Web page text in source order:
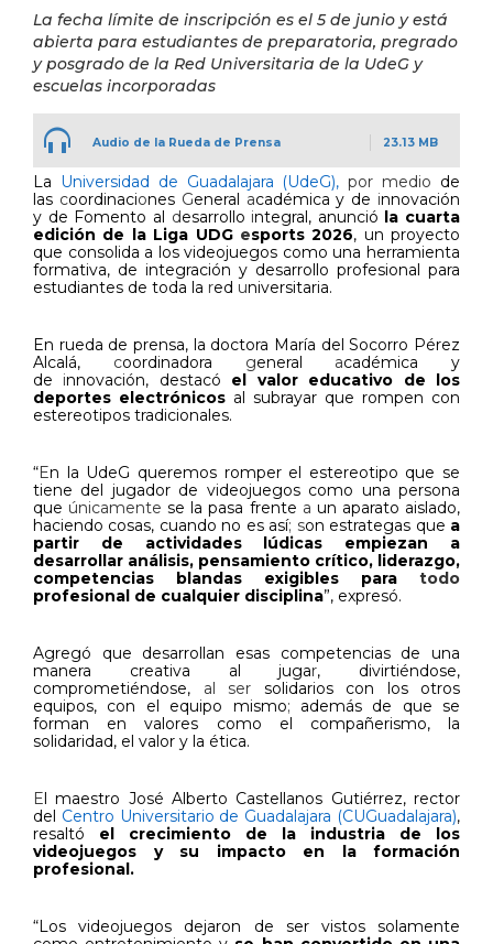
La fecha límite de inscripción es el 5 de junio y está
abierta para estudiantes de preparatoria, pregrado
y posgrado de la Red Universitaria de la UdeG y
escuelas incorporadas
Audio de la Rueda de Prensa 23.13 MB
La Universidad de Guadalajara (UdeG), por medio de
las coordinaciones General académica y de innovación
y de Fomento al desarrollo integral, anunció la cuarta
edición de la Liga UDG esports 2026, un proyecto
que consolida a los videojuegos como una herramienta
formativa, de integración y desarrollo profesional para
estudiantes de toda la red universitaria.
En rueda de prensa, la doctora María del Socorro Pérez
Alcalá, coordinadora general académica y
de innovación, destacó el valor educativo de los
deportes electrónicos al subrayar que rompen con
estereotipos tradicionales.
“En la UdeG queremos romper el estereotipo que se
tiene del jugador de videojuegos como una persona
que únicamente se la pasa frente a un aparato aislado,
haciendo cosas, cuando no es así; son estrategas que a
partir de actividades lúdicas empiezan a
desarrollar análisis, pensamiento crítico, liderazgo,
competencias blandas exigibles para todo
profesional de cualquier disciplina”, expresó.
Agregó que desarrollan esas competencias de una
manera creativa al jugar, divirtiéndose,
comprometiéndose, al ser solidarios con los otros
equipos, con el equipo mismo; además de que se
forman en valores como el compañerismo, la
solidaridad, el valor y la ética.
El maestro José Alberto Castellanos Gutiérrez, rector
del Centro Universitario de Guadalajara (CUGuadalajara),
resaltó el crecimiento de la industria de los
videojuegos y su impacto en la formación
profesional.
“Los videojuegos dejaron de ser vistos solamente